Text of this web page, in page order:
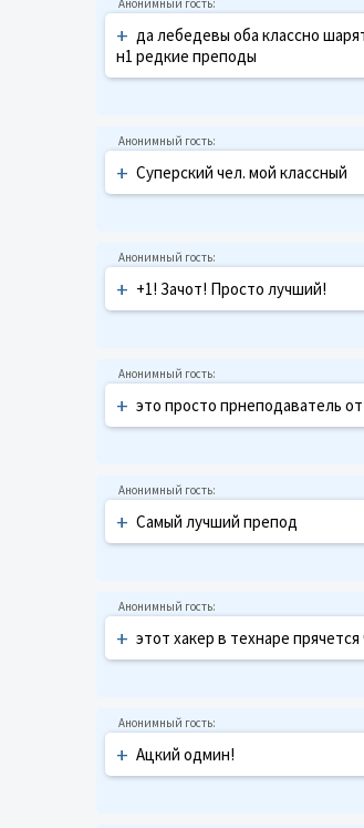
+ да лебедевы оба классно
н1 редкие преподы
+ Суперский чел. мой классный
+ +1! Зачот! Просто лучший!
+ это просто прнеподаватель
+ Самый лучший препод
+ этот хакер в технаре прячется
+ Ацкий одмин!